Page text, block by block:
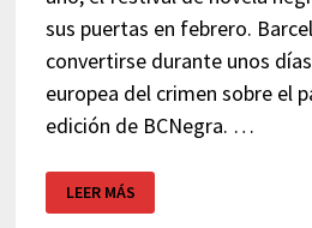
sus puertas en febrero.
convertirse durante unos
europea del crimen sobre el
edición de BCNegra. …
BCNEGRA
2025:
EL
LEER MÁS